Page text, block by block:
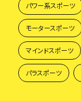
パワー系スポーツ
モータースポーツ
マインドスポーツ
パラスポーツ